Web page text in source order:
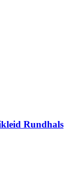
Rundhals